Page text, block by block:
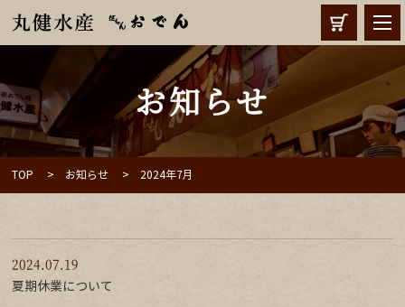
お知らせ
TOP お知らせ 2024年7月
2024.07.19
夏期休業について